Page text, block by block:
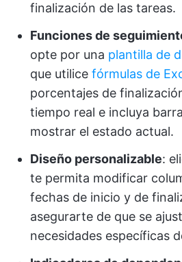
finalización de las tareas.
Funciones de
opte por una plantilla de
que utilice fórmulas de
porcentajes de
tiempo real e incluya
mostrar el estado actual.
Diseño personalizable:
te permita modificar
fechas de inicio y de
asegurarte de que se
necesidades específicas